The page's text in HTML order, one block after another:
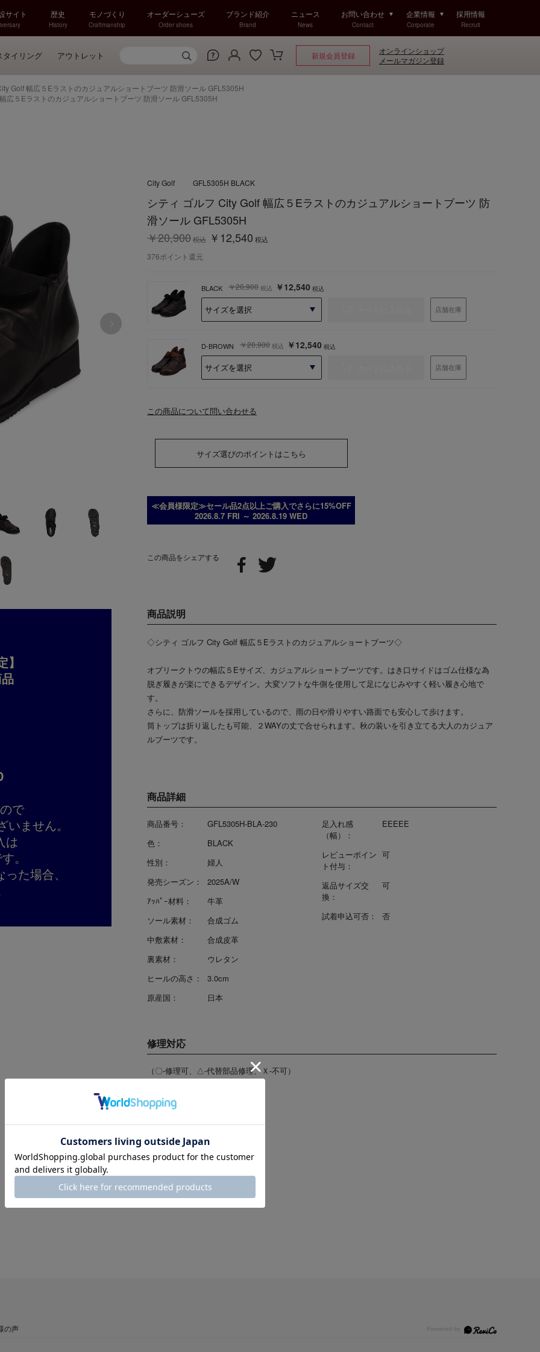
サイト 歴史
History
モノづくり
Craftmanship
オーダーシューズ
Order shoes
ブランド紹介
Brand
ニュース
News
お問い合わせ
Contact
企業情報
Corporate
採用情報
Recruit
タイリング アウトレット 新規会員登録
オンラインショップ
メールマガジン登録
Golf 幅広５Eラストのカジュアルショートブーツ 防滑ソール GFL5305H
広５Eラストのカジュアルショートブーツ 防滑ソール GFL5305H
で
ません。
は
。
た場合、
この商品をシェアする
シティ ゴルフ City Golf 幅広５Eラストのカジュアルショートブーツ 防
滑ソール GFL5305H
￥12,540 税込
￥20,900税込
商品詳細
商品番号：
GFL5305H-BLA-230
色：
BLACK
性別：
婦人
発売シーズン：
2025A/W
ｱｯﾊﾟｰ材料：
牛革
ソール素材：
合成ゴム
中敷素材：
合成皮革
裏素材：
ウレタン
ヒールの高さ：
3.0cm
原産国：
日本
足入れ感
（幅）：
EEEEE
レビューポイン
ト付与：
可
返品サイズ交
換：
可
試着申込可否： 否
修理対応
（〇-修理可、△-代替部品修理、Ｘ-不可）
ヒール交換：
リフト交換： ×
BLACK ￥12,540 税込
￥20,900 税込
店舗在庫
D-BROWN ￥12,540 税込
￥20,900 税込
店舗在庫
City Golf GFL5305H BLACK
376ポイント還元
商品説明
◇シティ ゴルフ City Golf 幅広５Eラストのカジュアルショートブーツ◇
オブリークトウの幅広５Eサイズ、カジュアルショートブーツです。はき口サイドはゴム仕様な為
脱ぎ履きが楽にできるデザイン。大変ソフトな牛側を使用して足になじみやすく軽い履き心地で
す。
さらに、防滑ソールを採用しているので、雨の日や滑りやすい路面でも安心して歩けます。
筒トップは折り返したも可能、２WAYの丈で合せられます。秋の装いを引き立てる大人のカジュア
ルブーツです。
この商品について問い合わせる
サイズ選びのポイントはこちら
≪会員様限定≫セール品2点以上ご購入でさらに15%OFF
2026.8.7 FRI ～ 2026.8.19 WED
の声